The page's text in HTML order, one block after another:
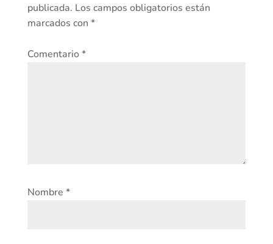
publicada. Los campos obligatorios están
marcados con *
Comentario*
Nombre *